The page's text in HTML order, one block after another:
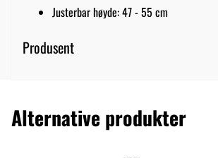
Justerbar høyde: 47 - 55 cm
Produsent
Alternative produkter